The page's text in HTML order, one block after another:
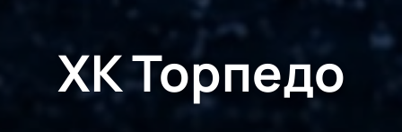
ХК Торпедо